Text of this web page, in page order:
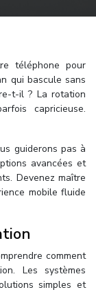
téléphone pour
qui bascule sans
t-il ? La rotation
capricieuse.
guiderons pas à
avancées et
Devenez maître
mobile fluide
comment
Les systèmes
simples et